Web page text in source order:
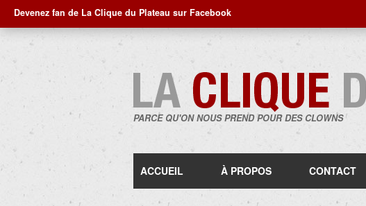
Devenez fan de La Clique du Plateau sur Facebook
PARCE QU'ON NOUS PREND POUR DES CLOWNS
ACCUEIL À PROPOS CONTACT